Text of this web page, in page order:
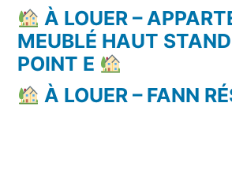
À LOUER –
MEUBLÉ HAUT
POINT E
À LOUER – FANN